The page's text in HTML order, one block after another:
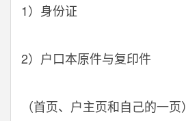
1）身份证
2）户口本原件与复印件
（首页、户主页和自己的一页）